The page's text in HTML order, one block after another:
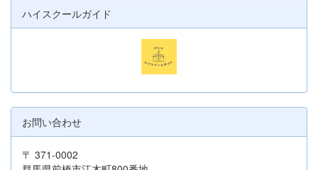
ハイスクールガイド
お問い合わせ
〒 371-0002